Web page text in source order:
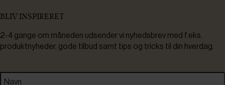
BLIV INSPIRERET
2-4 gange om måneden udsender vi nyhedsbrev med f.eks.
produktnyheder, gode tilbud samt tips og tricks til din hverdag.